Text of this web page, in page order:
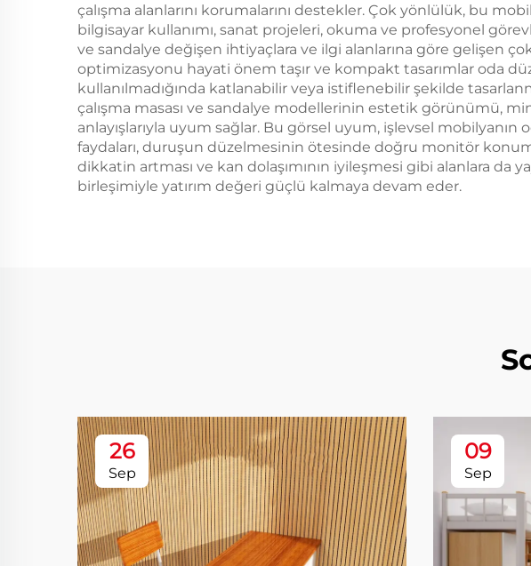
çalışma alanlarını korumalarını destekler. Çok yönlülük, bu
bilgisayar kullanımı, sanat projeleri, okuma ve profesyonel
ve sandalye değişen ihtiyaçlara ve ilgi alanlarına göre gelişen
optimizasyonu hayati önem taşır ve kompakt tasarımlar oda
kullanılmadığında katlanabilir veya istiflenebilir şekilde
çalışma masası ve sandalye modellerinin estetik görünümü,
anlayışlarıyla uyum sağlar. Bu görsel uyum, işlevsel
faydaları, duruşun düzelmesinin ötesinde doğru monitör
dikkatin artması ve kan dolaşımının iyileşmesi gibi alanlara da
birleşimiyle yatırım değeri güçlü kalmaya devam eder.
26
Sep
09
Sep